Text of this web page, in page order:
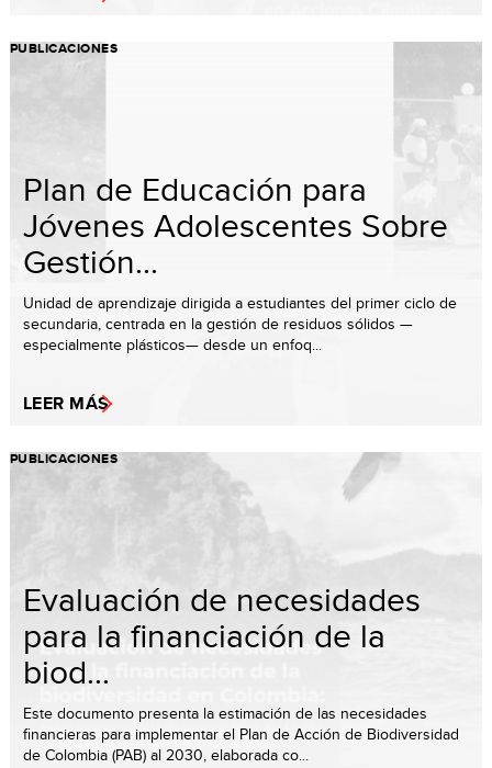
PUBLICACIONES
Plan de Educación para
Jóvenes Adolescentes Sobre
Gestión...
Unidad de aprendizaje dirigida a estudiantes del primer ciclo de
secundaria, centrada en la gestión de residuos sólidos —
especialmente plásticos— desde un enfoq...
LEER MÁS
PUBLICACIONES
Evaluación de necesidades
para la financiación de la
biod...
Este documento presenta la estimación de las necesidades
financieras para implementar el Plan de Acción de Biodiversidad
de Colombia (PAB) al 2030, elaborada co...